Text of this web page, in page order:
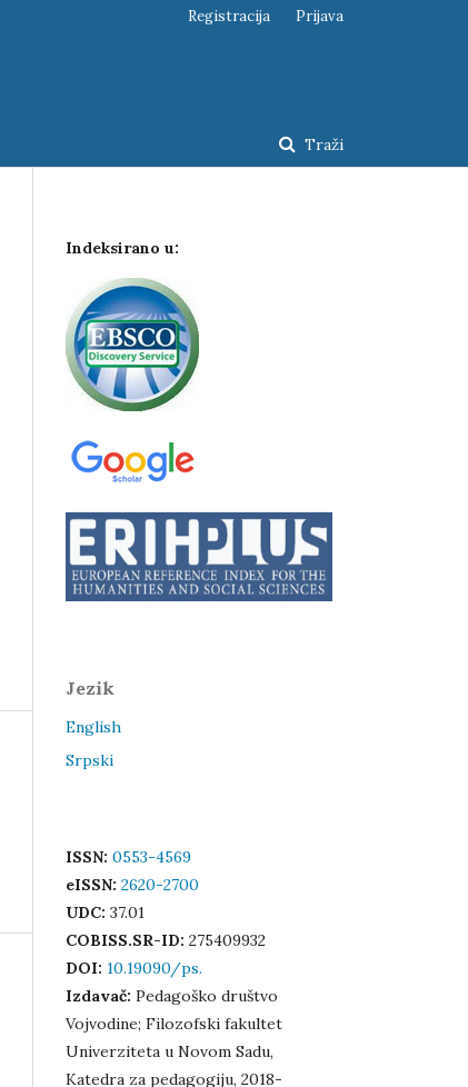
Traži
Registracija Prijava
Indeksirano u:
Jezik
English
Srpski
ISSN: 0553-4569
eISSN: 2620-2700
UDC: 37.01
COBISS.SR-ID: 275409932
DOI: 10.19090/ps.
Izdavač: Pedagoško društvo
Vojvodine; Filozofski fakultet
Univerziteta u Novom Sadu,
Katedra za pedagogiju, 2018-